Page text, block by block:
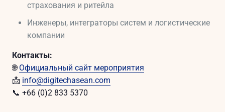
страхования и ритейла
Инженеры, интеграторы систем и логистические
компании
Контакты:
🌐Официальный сайт мероприятия
📩 info@digitechasean.com
📞 +66 (0)2 833 5370